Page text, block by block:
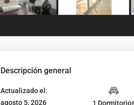
Descripción general
Actualizado el:
agosto 5, 2026
1